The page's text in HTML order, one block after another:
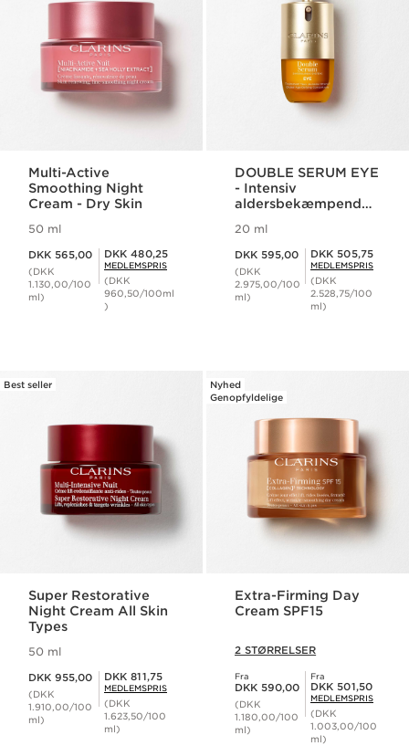
Multi-Active
Smoothing Night
Cream - Dry Skin
50 ml
DKK 565,00
(DKK
1.130,00/100
ml)
Medlemspris DKK 480,25
DKK 480,25
MEDLEMSPRIS
(DKK
960,50/100ml
)
DOUBLE SERUM EYE
- Intensiv
aldersbekæmpende
20 ml
DKK 595,00
(DKK
2.975,00/100
ml)
Medlemspris DKK 505,75
DKK 505,75
MEDLEMSPRIS
(DKK
2.528,75/100
ml)
Best seller
Super Restorative
Night Cream All Skin
Types
50 ml
DKK 955,00
(DKK
1.910,00/100
ml)
Medlemspris DKK 811,75
DKK 811,75
MEDLEMSPRIS
(DKK
1.623,50/100
ml)
Nyhed
Genopfyldelige
Extra-Firming Day
Cream SPF15
2 STØRRELSER
Fra
Nuværende pris DKK 590,00
DKK 590,00
(DKK
1.180,00/100
ml)
Fra
Medlemspris DKK 501,50
DKK 501,50
MEDLEMSPRIS
(DKK
1.003,00/100
ml)